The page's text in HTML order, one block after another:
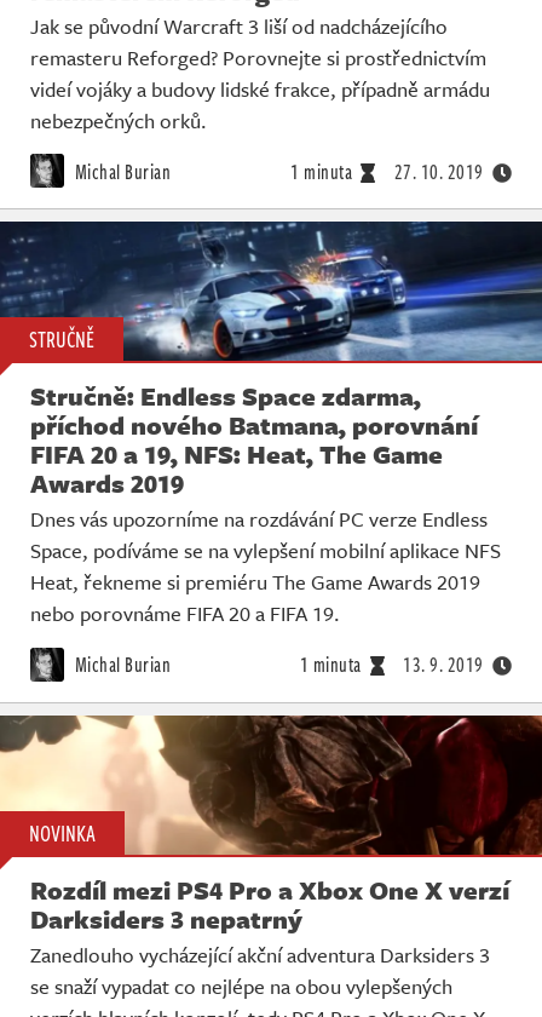
Jak se původní Warcraft 3 liší od nadcházejícího
remasteru Reforged? Porovnejte si prostřednictvím
videí vojáky a budovy lidské frakce, případně armádu
nebezpečných orků.
Michal Burian 1 minuta 27. 10. 2019
STRUČNĚ
Stručně: Endless Space zdarma,
příchod nového Batmana, porovnání
FIFA 20 a 19, NFS: Heat, The Game
Awards 2019
Dnes vás upozorníme na rozdávání PC verze Endless
Space, podíváme se na vylepšení mobilní aplikace NFS
Heat, řekneme si premiéru The Game Awards 2019
nebo porovnáme FIFA 20 a FIFA 19.
Michal Burian 1 minuta 13. 9. 2019
NOVINKA
Rozdíl mezi PS4 Pro a Xbox One X verzí
Darksiders 3 nepatrný
Zanedlouho vycházející akční adventura Darksiders 3
se snaží vypadat co nejlépe na obou vylepšených